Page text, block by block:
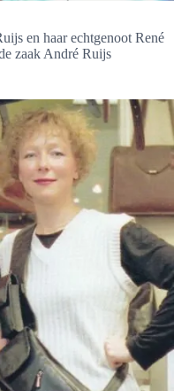
en haar echtgenoot René
zaak André Ruijs